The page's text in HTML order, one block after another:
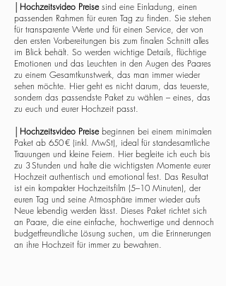
Hochzeitsvideo Preisesind eine Einladung, einen
passenden Rahmen für euren Tag zu finden. Sie stehen
für transparente Werte und für einen Service, der von
den ersten Vorbereitungen bis zum finalen Schnitt alles
im Blick behält. So werden wichtige Details, flüchtige
Emotionen und das Leuchten in den Augen des Paares
zu einem Gesamtkunstwerk, das man immer wieder
sehen möchte. Hier geht es nicht darum, das teuerste,
sondern das passendste Paket zu wählen – eines, das
zu euch und eurer Hochzeit passt.
Hochzeitsvideo Preisebeginnen bei einem minimalen
Paket ab 650 € (inkl. MwSt), ideal für standesamtliche
Trauungen und kleine Feiern. Hier begleite ich euch bis
zu 3 Stunden und halte die wichtigsten Momente eurer
Hochzeit authentisch und emotional fest. Das Resultat
ist ein kompakter Hochzeitsfilm (5–10 Minuten), der
euren Tag und seine Atmosphäre immer wieder aufs
Neue lebendig werden lässt. Dieses Paket richtet sich
an Paare, die eine einfache, hochwertige und dennoch
budgetfreundliche Lösung suchen, um die Erinnerungen
an ihre Hochzeit für immer zu bewahren.